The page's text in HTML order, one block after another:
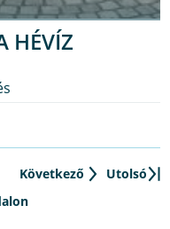
HÉVÍZ
Következő
Utolsó